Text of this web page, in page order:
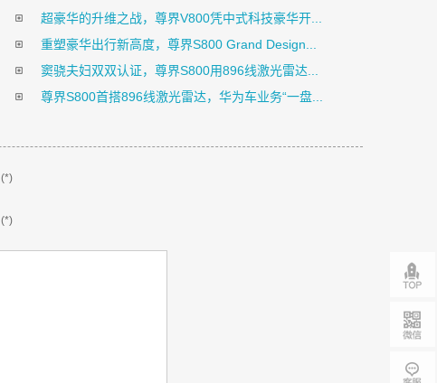
超豪华的升维之战，尊界V800凭中式科技豪华开...
重塑豪华出行新高度，尊界S800 Grand Design...
窦骁夫妇双双认证，尊界S800用896线激光雷达...
尊界S800首搭896线激光雷达，华为车业务“一盘...